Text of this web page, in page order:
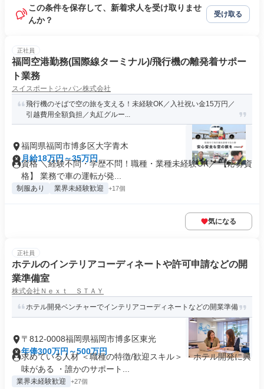
この条件を保存して、新着求人を受け取りませ
んか？
受け取る
正社員
福岡空港勤務(国際線ターミナル)/飛行機の離発着サポー
ト業務
スイスポートジャパン株式会社
飛行機のそばで空の旅を支える！未経験OK／入社祝い金15万円／
引越費用全額負担／丸紅グルー...
福岡県福岡市博多区大字青木
月給18万円～35万円
資格 ＼経験不問・学歴不問！職種・業種未経験OK／ 【応募資
格】 業務で車の運転が発...
制服あり 業界未経験歓迎 +17個
気になる
正社員
ホテルのインテリアコーディネートや許可申請などの開
業準備室
株式会社Ｎｅｘｔ ＳＴＡＹ
ホテル開発ベンチャーでインテリアコーディネートなどの開業準備
〒812-0008福岡県福岡市博多区東光
年俸300万円～500万円
求めている人材 ＜職種の特徴/歓迎スキル＞ ・ホテル開発に興
味がある ・誰かのサポート...
業界未経験歓迎 +27個